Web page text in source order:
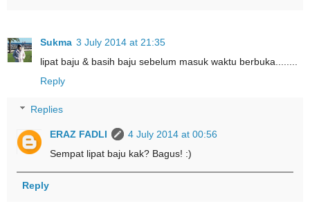
Sukma 3 July 2014 at 21:35
lipat baju & basih baju sebelum masuk waktu berbuka........
Reply
Replies
ERAZ FADLI
4 July 2014 at 00:56
Sempat lipat baju kak? Bagus! :)
Reply